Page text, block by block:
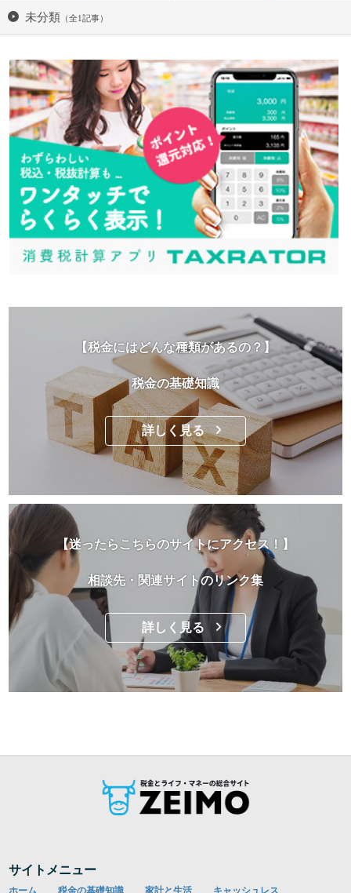
未分類 （全1記事）
【税金にはどんな種類があるの？】
税金の基礎知識
詳しく見る
【迷ったらこちらのサイトにアクセス！】
相談先・関連サイトのリンク集
詳しく見る
サイトメニュー
ホーム 税金の基礎知識 家計と生活 キャッシュレス